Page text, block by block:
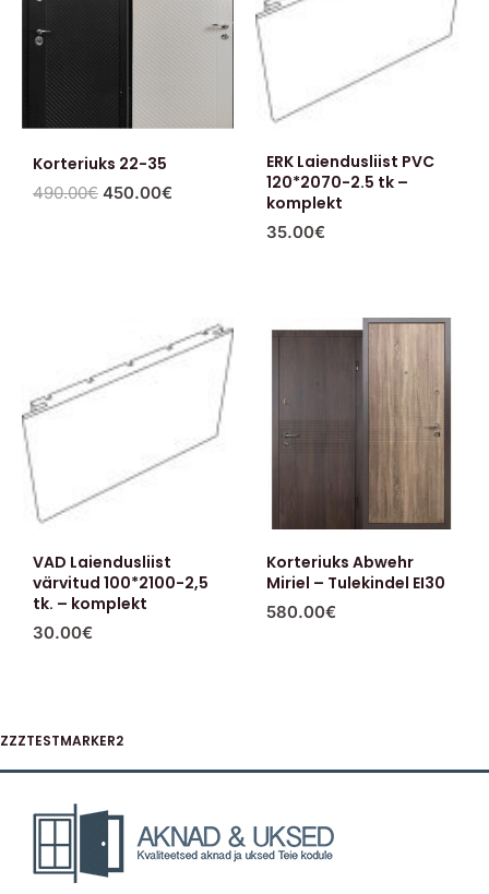
Korteriuks 22-35
490.00€ 450.00€
ERK Laiendusliist PVC
120*2070-2.5 tk –
komplekt
35.00€
VAD Laiendusliist
värvitud 100*2100-2,5
tk. – komplekt
30.00€
Korteriuks Abwehr
Miriel – Tulekindel EI30
580.00€
ZZZTESTMARKER2